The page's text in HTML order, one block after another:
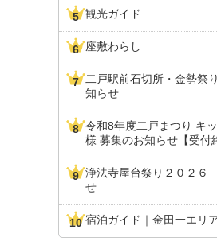
観光ガイド
座敷わらし
二戸駅前石切所・金勢祭
知らせ
令和8年度二戸まつり キ
様 募集のお知らせ【受付
浄法寺屋台祭り２０２６
せ
宿泊ガイド｜金田一エリ